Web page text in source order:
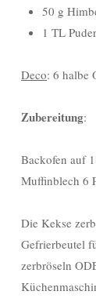
50 g
1 TL
Deco: 6 halbe
Zubereitung:
Backofen auf
Muffinblech 6
Die Kekse
Gefrierbeutel
zerbröseln